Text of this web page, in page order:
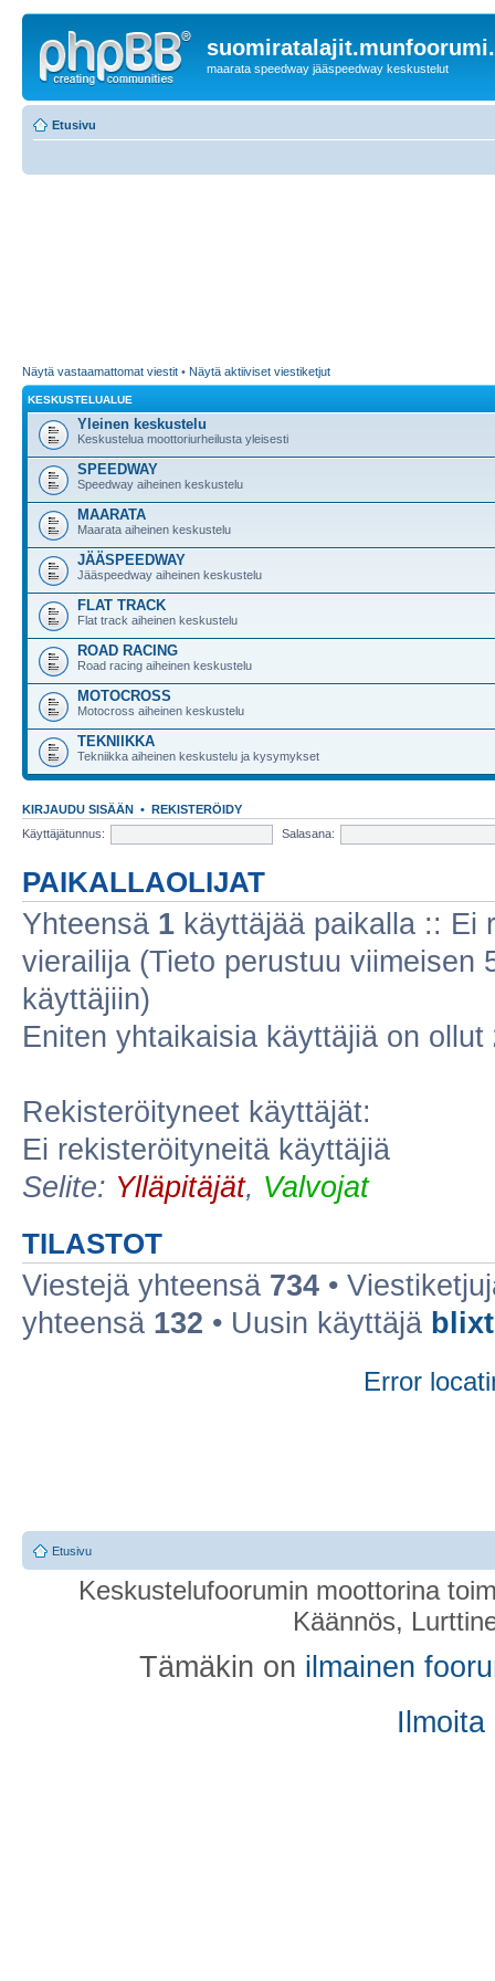
maarata speedway jääspeedway keskustelut
Etusivu
Näytä vastaamattomat viestit • Näytä aktiiviset viestiketjut
KESKUSTELUALUE
Yleinen keskustelu
Keskustelua moottoriurheilusta yleisesti
SPEEDWAY
Speedway aiheinen keskustelu
MAARATA
Maarata aiheinen keskustelu
JÄÄSPEEDWAY
Jääspeedway aiheinen keskustelu
FLAT TRACK
Flat track aiheinen keskustelu
ROAD RACING
Road racing aiheinen keskustelu
MOTOCROSS
Motocross aiheinen keskustelu
TEKNIIKKA
Tekniikka aiheinen keskustelu ja kysymykset
KIRJAUDU SISÄÄN • REKISTERÖIDY
Käyttäjätunnus:
Salasana:
PAIKALLAOLIJAT
Yhteensä 1 käyttäjää paikalla :: Ei
vierailija (Tieto perustuu viimeisen
käyttäjiin)
Eniten yhtaikaisia käyttäjiä on ollut
Rekisteröityneet käyttäjät:
Ei rekisteröityneitä käyttäjiä
Selite: Ylläpitäjät, Valvojat
TILASTOT
Viestejä yhteensä 734 •
yhteensä 132 • Uusin käyttäjä blixt
Error
Etusivu
Keskustelufoorumin moottorina
Käännös,
Tämäkin on ilmainen